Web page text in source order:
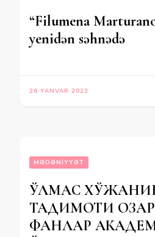
“Filumena
yenidən səhnədə
26 YANVAR 2023
MƏDƏNIYYƏT
ЎЛМАС
ТАҚДИМОТИ
ФАНЛАР